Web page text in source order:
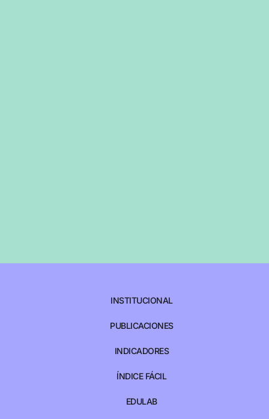
INSTITUCIONAL
PUBLICACIONES
INDICADORES
ÍNDICE FÁCIL
EDULAB